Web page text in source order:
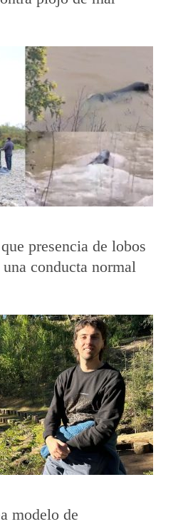
presencia de lobos
conducta normal
modelo de